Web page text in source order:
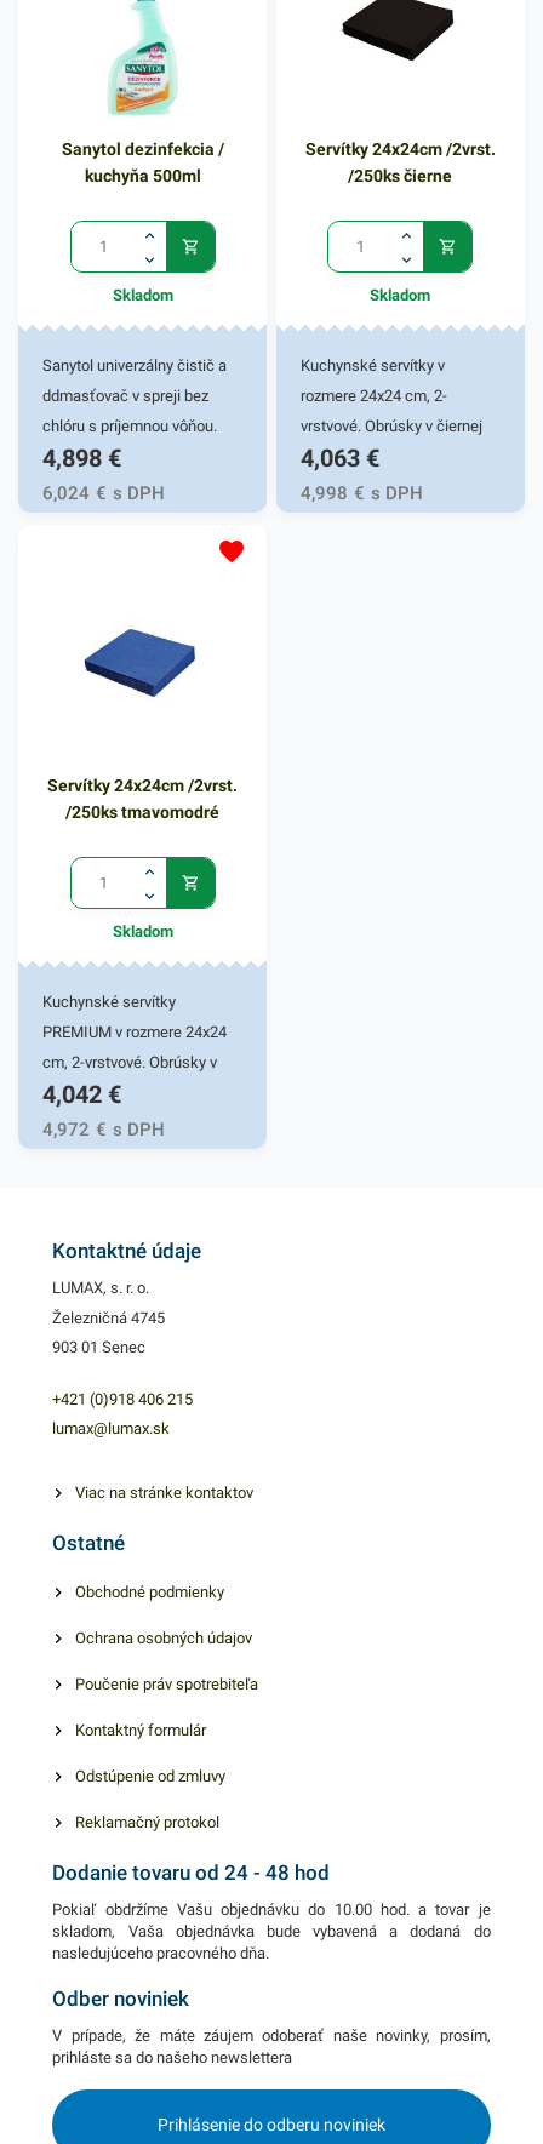
servírovaní jedál. Farba:
Sanytol dezinfekcia /
kuchyňa 500ml
Skladom
Sanytol univerzálny čistič a
ddmasťovač v spreji bez
chlóru s príjemnou vôňou.
500ml balenie.
4,898 €
6,024 € s DPH
Servítky 24x24cm /2vrst.
/250ks čierne
Skladom
Kuchynské servítky v
rozmere 24x24 cm, 2-
vrstvové. Obrúsky v čiernej
farbe v balení 250ks.
Používajú sa v reštauráciách,
v domácnostiach a pod.
4,063 €
4,998 € s DPH
Servítky 24x24cm /2vrst.
/250ks tmavomodré
Skladom
Kuchynské servítky
PREMIUM v rozmere 24x24
cm, 2-vrstvové. Obrúsky v
tmavomodrej farbe v balení
250ks. Používajú sa v
reštauráciách, v
kvalitného papiera poskytne
dodá eleganciu pri
4,042 €
4,972 € s DPH
Kontaktné údaje
LUMAX, s. r. o.
Železničná 4745
903 01 Senec
+421 (0)918 406 215
lumax@lumax.sk
Viac na stránke kontaktov
Ostatné
Obchodné podmienky
Ochrana osobných údajov
Poučenie práv spotrebiteľa
Kontaktný formulár
Odstúpenie od zmluvy
Reklamačný protokol
Dodanie tovaru od 24 - 48 hod
Pokiaľ obdržíme Vašu objednávku do 10.00 hod. a tovar je
skladom, Vaša objednávka bude vybavená a dodaná do
nasledujúceho pracovného dňa.
Odber noviniek
V prípade, že máte záujem odoberať naše novinky, prosím,
prihláste sa do našeho newslettera
Prihlásenie do odberu noviniek